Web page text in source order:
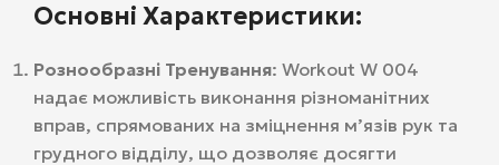
Основні Характеристики:
Рознообразні Тренування: Workout W 004
надає можливість виконання різноманітних
вправ, спрямованих на зміцнення м’язів рук та
грудного відділу, що дозволяє досягти